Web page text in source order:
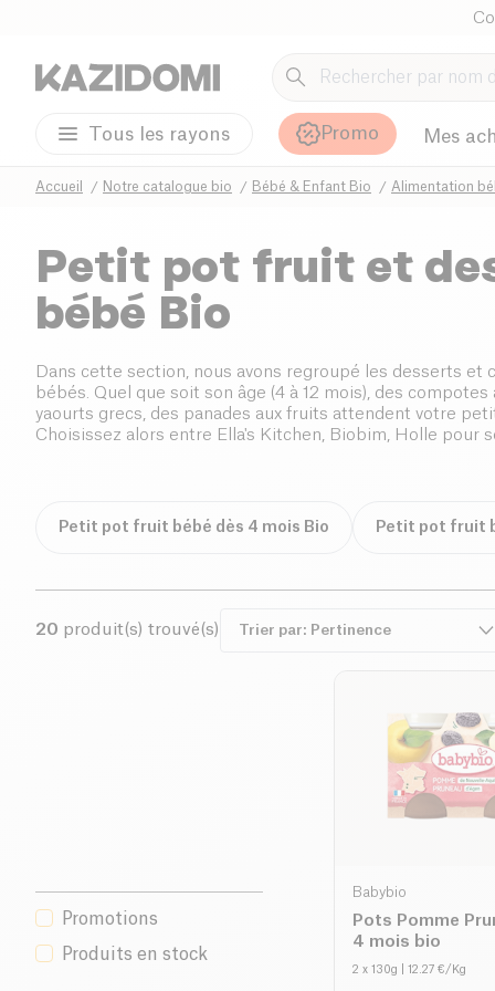
Tous les rayons Promo Mes
Accueil Notre catalogue bio Bébé & Enfant Bio Alimentation
Petit pot fruit et
bébé Bio
Dans cette section, nous avons regroupé les desserts et
bébés. Quel que soit son âge (4 à 12 mois), des compotes
yaourts grecs, des panades aux fruits attendent votre
Choisissez alors entre Ella's Kitchen, Biobim, Holle pour
Petit pot fruit bébé dès 4 mois Bio Petit pot fruit
20 produit(s) trouvé(s)
Promotions
Produits en stock
Babybio
Pots Pomme
4 mois bio
2 x 130g | 12.27 €/Kg